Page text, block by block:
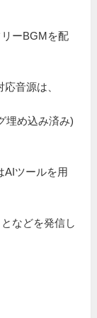
ーBGMを配
音源は、
埋め込み済み)
AIツールを用
などを発信し